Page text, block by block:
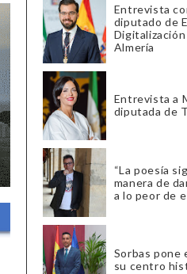
Entrevista
diputado de
Almería
Entrevista a
diputada de
“La poesía
manera de
a lo peor de
Sorbas pone
su centro